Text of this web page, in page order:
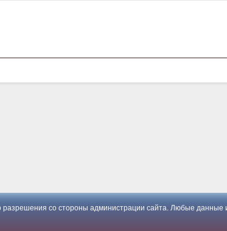
со стороны администрации сайта. Любые